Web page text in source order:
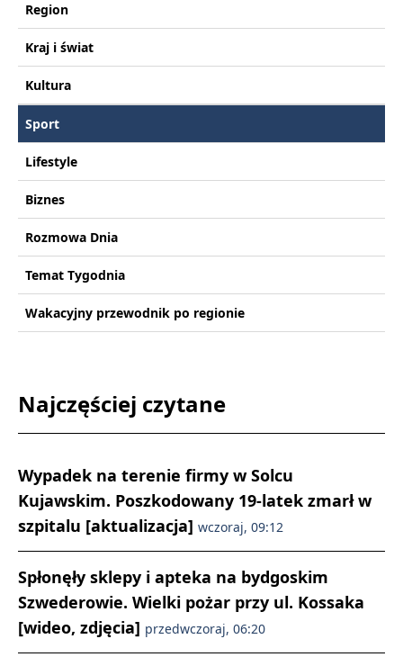
Region
Kraj i świat
Kultura
Sport
Lifestyle
Biznes
Rozmowa Dnia
Temat Tygodnia
Wakacyjny przewodnik po regionie
Najczęściej czytane
Wypadek na terenie firmy w Solcu
Kujawskim. Poszkodowany 19-latek zmarł w
szpitalu [aktualizacja] wczoraj, 09:12
Spłonęły sklepy i apteka na bydgoskim
Szwederowie. Wielki pożar przy ul. Kossaka
[wideo, zdjęcia] przedwczoraj, 06:20